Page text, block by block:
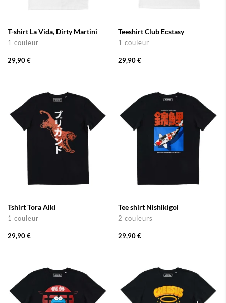
T-shirt La Vida, Dirty Martini
1 couleur
29,90 €
Teeshirt Club Ecstasy
1 couleur
29,90 €
Tshirt Tora Aiki
1 couleur
29,90 €
Tee shirt Nishikigoi
2 couleurs
29,90 €